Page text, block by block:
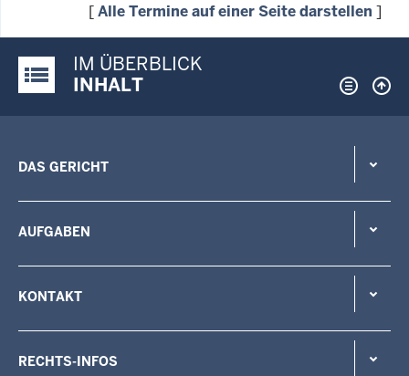
[Alle Termine auf einer Seite darstellen ]
Justiz-Portal im Überblick:
IM ÜBERBLICK
INHALT
DAS GERICHT
AUFGABEN
KONTAKT
RECHTS-INFOS